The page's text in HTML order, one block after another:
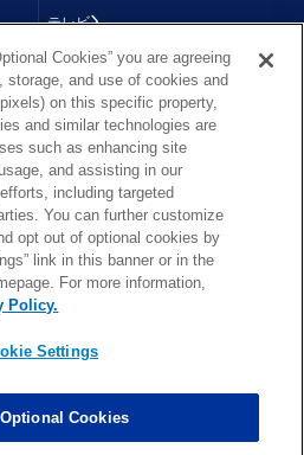
テレビ
画像
順位表
About NFL
特集
お問い合わせ FAQ
/ PHOTO BY Getty Images
Cookies” you are agreeing
storage, and use of cookies and
on this specific property,
and similar technologies are
such as enhancing site
and assisting in our
including targeted
You can further customize
opt out of optional cookies by
link in this banner or in the
For more information,
Policy.
Settings
Cookies